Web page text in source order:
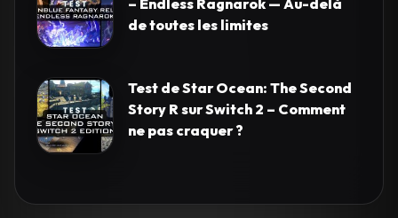
– Endless Ragnarok — Au-delà
de toutes les limites
Test de Star Ocean: The Second
Story R sur Switch 2 – Comment
ne pas craquer ?